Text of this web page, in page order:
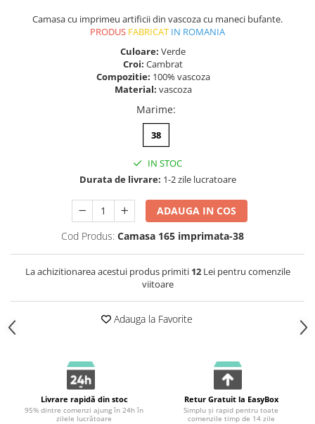
Camasa cu imprimeu artificii din vascoza cu maneci bufante.
PRODUS FABRICAT IN ROMANIA
Culoare: Verde
Croi: Cambrat
Compozitie: 100% vascoza
Material: vascoza
Marime:
38
IN STOC
Durata de livrare: 1-2 zile lucratoare
ADAUGA IN COS
Cod Produs: Camasa 165 imprimata-38
La achizitionarea acestui produs primiti 12Lei pentru comenzile
viitoare
Adauga la Favorite
Livrare rapidă din stoc
95% dintre comenzi ajung în 24h în
zilele lucrătoare
Retur Gratuit la EasyBox
Simplu și rapid pentru toate
comenzile timp de 14 zile